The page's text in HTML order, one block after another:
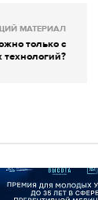
МАТЕРИАЛ
только с